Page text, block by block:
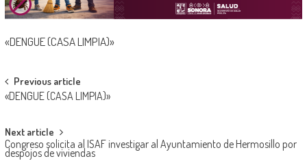
«DENGUE (CASA LIMPIA)»
Post
navigation
Previous article
«DENGUE (CASA LIMPIA)»
Next article
Congreso solicita al ISAF investigar al Ayuntamiento de Hermosillo por
despojos de viviendas